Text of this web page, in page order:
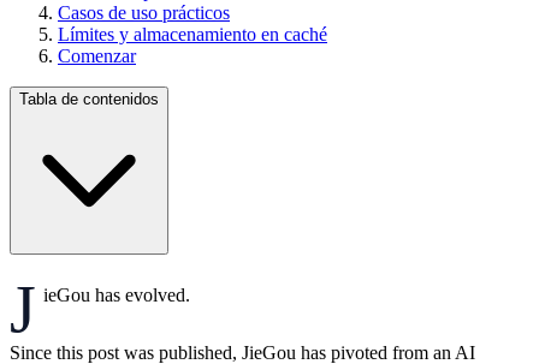
Casos de uso prácticos
Límites y almacenamiento en caché
Comenzar
Tabla de contenidos
J ieGou has evolved.
Since this post was published, JieGou has pivoted from an AI